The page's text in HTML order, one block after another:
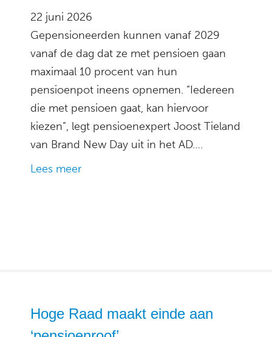
22 juni 2026
Gepensioneerden kunnen vanaf 2029
vanaf de dag dat ze met pensioen gaan
maximaal 10 procent van hun
pensioenpot ineens opnemen. “Iedereen
die met pensioen gaat, kan hiervoor
kiezen”, legt pensioenexpert Joost Tieland
van Brand New Day uit in het AD….
Lees meer
Hoge Raad maakt einde aan